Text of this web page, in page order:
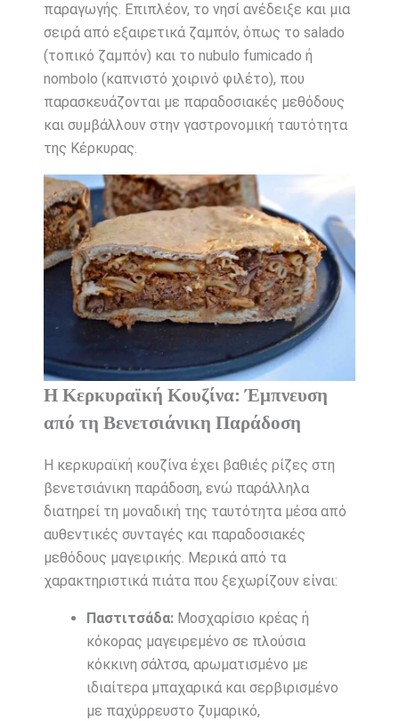
παραγωγής. Επιπλέον, το νησί ανέδειξε και μια
σειρά από εξαιρετικά ζαμπόν, όπως το salado
(τοπικό ζαμπόν) και το nubulo fumicado ή
nombolo (καπνιστό χοιρινό φιλέτο), που
παρασκευάζονται με παραδοσιακές μεθόδους
και συμβάλλουν στην γαστρονομική ταυτότητα
της Κέρκυρας.
Η Κερκυραϊκή Κουζίνα: Έμπνευση
από τη Βενετσιάνικη Παράδοση
Η κερκυραϊκή κουζίνα έχει βαθιές ρίζες στη
βενετσιάνικη παράδοση, ενώ παράλληλα
διατηρεί τη μοναδική της ταυτότητα μέσα από
αυθεντικές συνταγές και παραδοσιακές
μεθόδους μαγειρικής. Μερικά από τα
χαρακτηριστικά πιάτα που ξεχωρίζουν είναι:
Παστιτσάδα:Μοσχαρίσιο κρέας ή
κόκορας μαγειρεμένο σε πλούσια
κόκκινη σάλτσα, αρωματισμένο με
ιδιαίτερα μπαχαρικά και σερβιρισμένο
με παχύρρευστο ζυμαρικό,